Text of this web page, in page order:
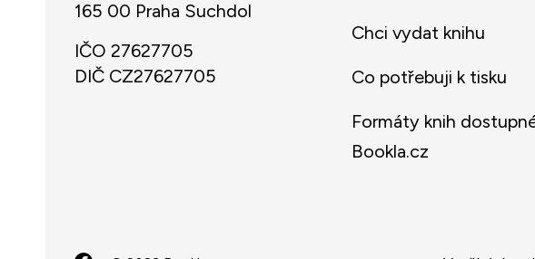
165 00 Praha Suchdol
IČO 27627705
DIČ CZ27627705
Chci vydat knihu
Co potřebuji k tisku
Formáty knih
Bookla.cz